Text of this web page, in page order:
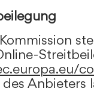
Anbieters